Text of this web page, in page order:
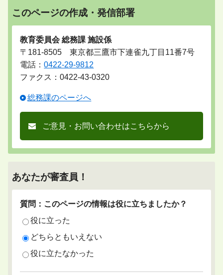
このページの作成・発信部署
教育委員会 総務課 施設係
〒181-8505 東京都三鷹市下連雀九丁目11番7号
電話：0422-29-9812
ファクス：0422-43-0320
総務課のページへ
ご意見・お問い合わせはこちらから
あなたが審査員！
質問：このページの情報は役に立ちましたか？
役に立った
どちらともいえない
役に立たなかった